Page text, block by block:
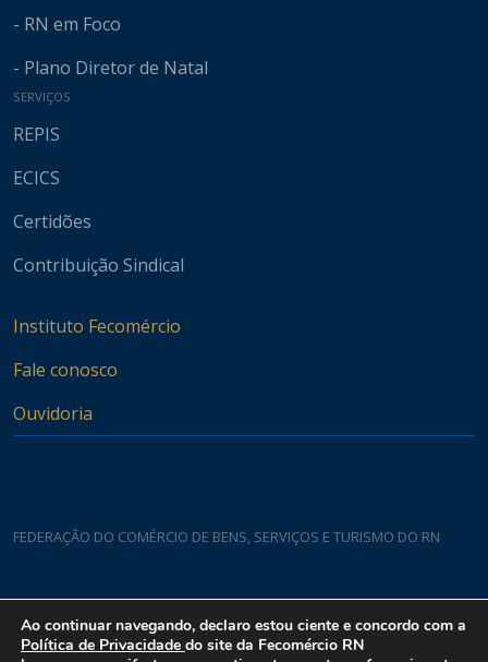
- RN em Foco
- Plano Diretor de Natal
SERVIÇOS
REPIS
ECICS
Certidões
Contribuição Sindical
Instituto Fecomércio
Fale conosco
Ouvidoria
FEDERAÇÃO DO COMÉRCIO DE BENS, SERVIÇOS E TURISMO DO RN
Rua Padre João Damasceno, 1935 - Lagoa Nova CEP 59075-760
Ao continuar navegando, declaro estou ciente e concordo com a
Política de Privacidade do site da Fecomércio RN